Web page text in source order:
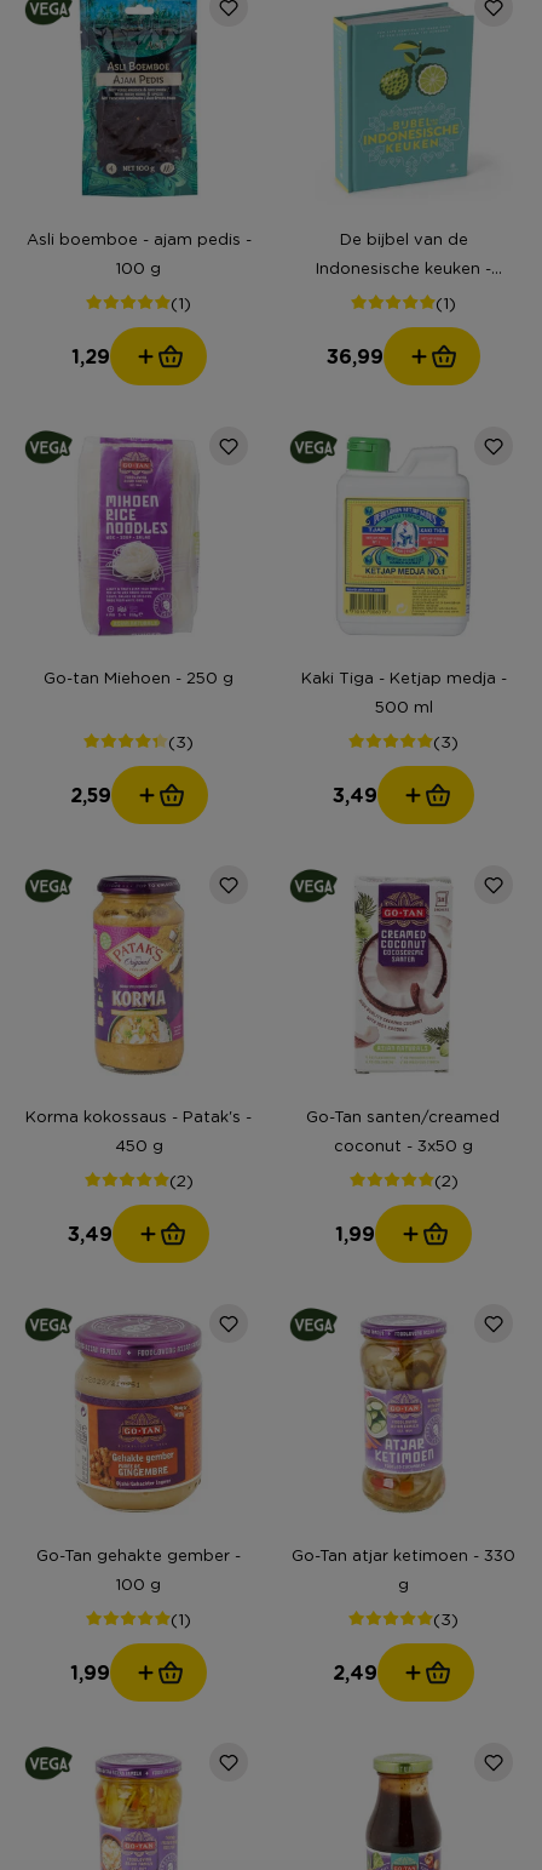
Asli boemboe - ajam pedis -
100 g
(1)
1,29
De bijbel van de
Indonesische keuken -
Maureen Tan
(1)
36,99
Go-tan Miehoen - 250 g
(3)
2,59
Kaki Tiga - Ketjap medja -
500 ml
(3)
3,49
Korma kokossaus - Patak's -
450 g
(2)
3,49
Go-Tan santen/creamed
coconut - 3x50 g
(2)
1,99
Go-Tan gehakte gember -
100 g
(1)
1,99
Go-Tan atjar ketimoen - 330
g
(3)
2,49